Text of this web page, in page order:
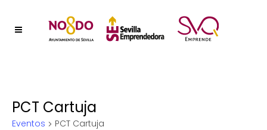
PCT Cartuja
Eventos PCT Cartuja